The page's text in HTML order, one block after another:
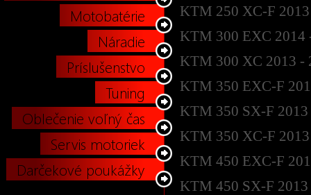
KTM 250 XC-F
KTM 300 EXC 2014
KTM 300 XC 2013 -
KTM 350 EXC-F
KTM 350 SX-F 2013
KTM 350 XC-F
KTM 450 EXC-F
KTM 450 SX-F 2013
Motobatérie
Náradie
Príslušenstvo
Tuning
Oblečenie voľný čas
Servis motoriek
Darčekové poukážky